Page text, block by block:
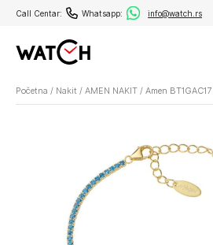
Call Centar: Whatsapp: info@watch.rs
Početna / Nakit / AMEN NAKIT / Amen BT1GAC17